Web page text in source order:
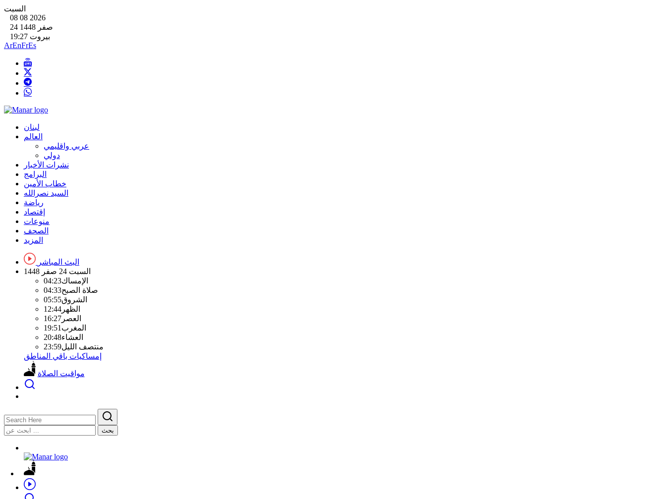
08 08 2026
بيروت 19:27
ArEnFrEs
لبنان
العالم
عربي واقليمي
دولي
نشرات الأخبار
البرامج
خطاب الأمين
السيد نصرالله
رياضة
إقتصاد
منوعات
الصحف
المزيد
البث المباشر
السبت 24 صفر 1448
الإمساك04:23
صلاة الصبح04:33
الشروق05:55
الظهر 12:44
العصر 16:27
المغرب 19:51
العشاء20:48
منتصف الليل23:59
إمساكيات باقي المناطق
مواقيت الصلاة
بحث